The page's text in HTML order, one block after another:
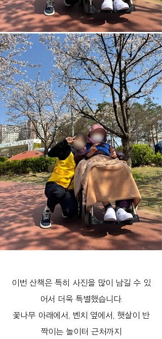
이번 산책은 특히 사진을 많이 남길 수 있
어서 더욱 특별했습니다.
꽃나무 아래에서, 벤치 옆에서, 햇살이 반
짝이는 놀이터 근처까지